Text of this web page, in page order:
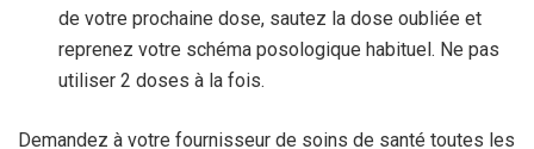
de votre prochaine dose, sautez la dose oubliée et
reprenez votre schéma posologique habituel. Ne pas
utiliser 2 doses à la fois.
Demandez à votre fournisseur de soins de santé toutes les